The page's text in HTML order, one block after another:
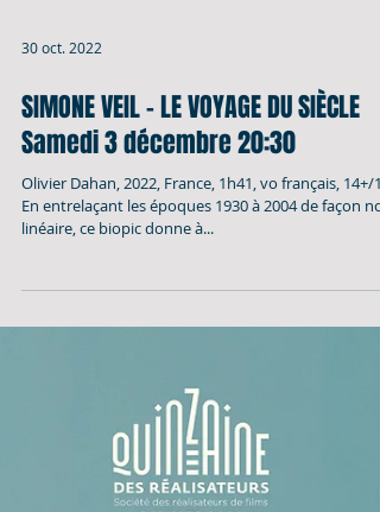
30 oct. 2022
SIMONE VEIL - LE VOYAGE DU SIÈCLE
Samedi 3 décembre 20:30
Olivier Dahan, 2022, France, 1h41, vo français, 14+/
linéaire, ce biopic donne à...